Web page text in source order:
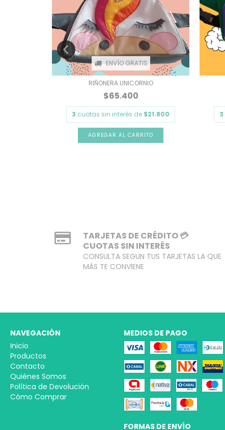
ENVÍO GRATIS
RIÑONERA UNICORNIO
$65.400
3 cuotas sin interés de $21.800 3
TARJETAS DE CRÉDITO 💳
CUOTAS SIN INTERÉS
CONSULTA SEGUN TUS TARJETAS LA QUE
MÁS TE CONVIENE
NAVEGACIÓN
Inicio
Productos
Contacto
Quiénes Somos
Política de Devolución
Cómo Comprar
MEDIOS DE PAGO
FORMAS DE ENVÍO